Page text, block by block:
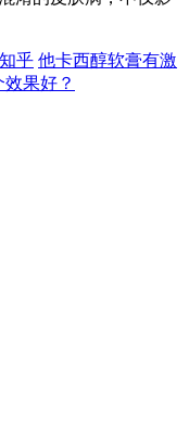
乎 他卡西醇软膏有激
果好？